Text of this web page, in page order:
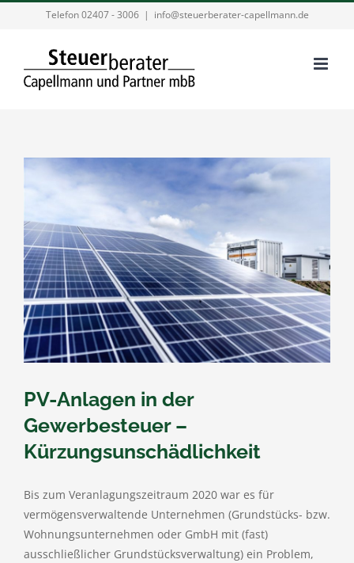
Telefon 02407 - 3006 | info@steuerberater-capellmann.de
PV-Anlagen in der
Gewerbesteuer –
Kürzungsunschädlichkeit
Bis zum Veranlagungszeitraum 2020 war es für
vermögensverwaltende Unternehmen (Grundstücks- bzw.
Wohnungsunternehmen oder GmbH mit (fast)
ausschließlicher Grundstücksverwaltung) ein Problem,